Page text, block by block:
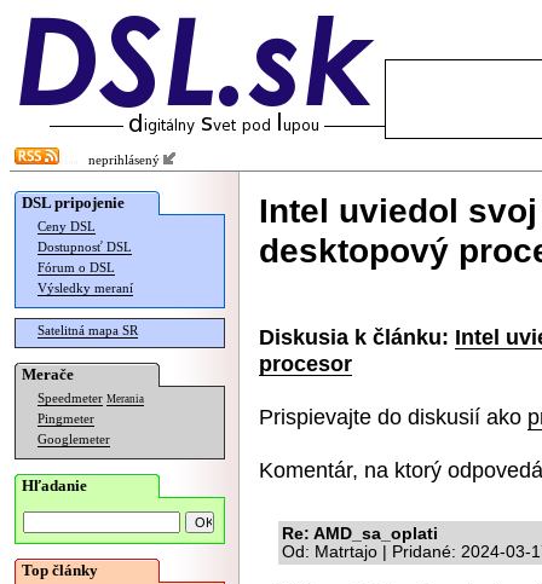
neprihlásený
DSL pripojenie
Ceny DSL
Dostupnosť DSL
Fórum o DSL
Výsledky meraní
Satelitná mapa SR
Merače
Speedmeter Merania
Pingmeter
Googlemeter
Hľadanie
Top články
Intel uviedol
desktopový
Diskusia k článku: Intel
procesor
Prispievajte do diskusií ako
Komentár, na ktorý
Re: AMD_sa_oplati
Od: Matrtajo | Pridané: 2024-03-